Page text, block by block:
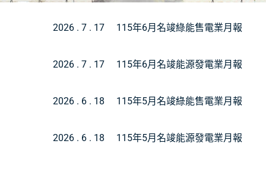
2026 . 7 . 17 115年6月名竣綠能售電業月報
2026 . 7 . 17 115年6月名竣能源發電業月報
2026 . 6 . 18 115年5月名竣綠能售電業月報
2026 . 6 . 18 115年5月名竣能源發電業月報